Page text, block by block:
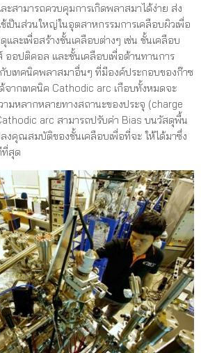
สามารถควบคุมการเกิดพลาสมาได้ง่าย ส่ง
ป็นส่วนใหญ่ในอุตสาหกรรมการเคลือบผิวเพื่อ
ละเพื่อสร้างชั้นเคลือบต่างๆ เช่น ชั้นเคลือบ
อปติคอล และชั้นเคลือบเพื่อต้านทานการ
บเทคนิคพลาสมาอื่นๆ ที่มีองค์ประกอบของก๊าซ
จากเทคนิค Cathodic arc เกือบทั้งหมดจะ
มหลากหลายทางสถานะของประจุ (charge
arc สามารถปรับค่า Bias บนวัสดุพื้น
งคุณสมบัติของชั้นเคลือบเพื่อที่จะ ให้ได้มาซึ่ง
สุด